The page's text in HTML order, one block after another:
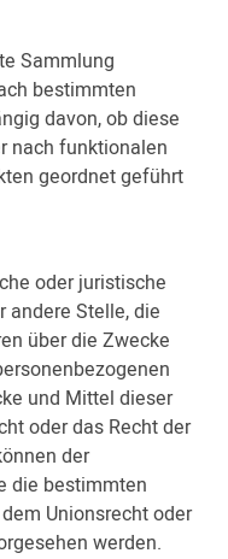
Sammlung
bestimmten
davon, ob diese
nach funktionalen
geordnet geführt
oder juristische
andere Stelle, die
über die Zwecke
und Mittel dieser
oder das Recht der
der
die bestimmten
Unionsrecht oder
werden.